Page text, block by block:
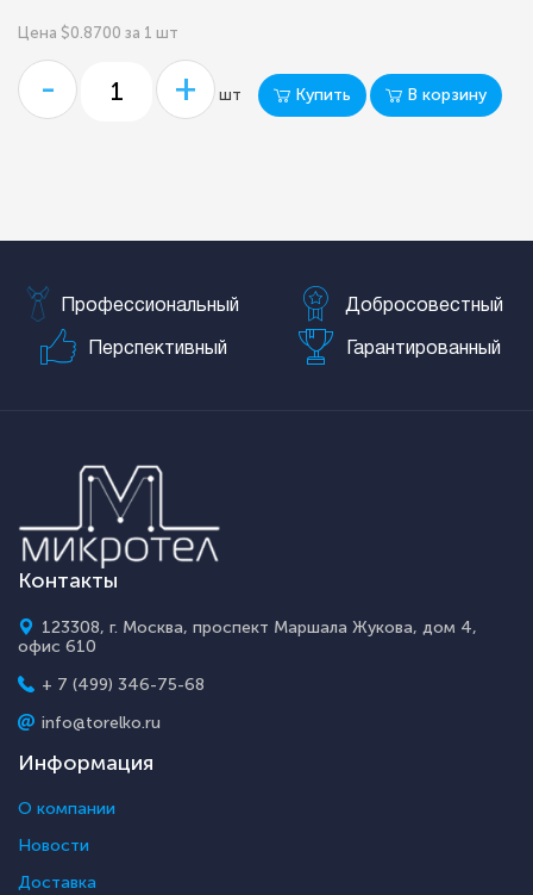
Цена $0.8700 за 1 шт
- + шт Купить В корзину
Профессиональный Добросовестный
Перспективный Гарантированный
Контакты
123308, г. Москва, проспект Маршала Жукова, дом 4,
офис 610
+ 7 (499) 346-75-68
info@torelko.ru
Информация
О компании
Новости
Доставка